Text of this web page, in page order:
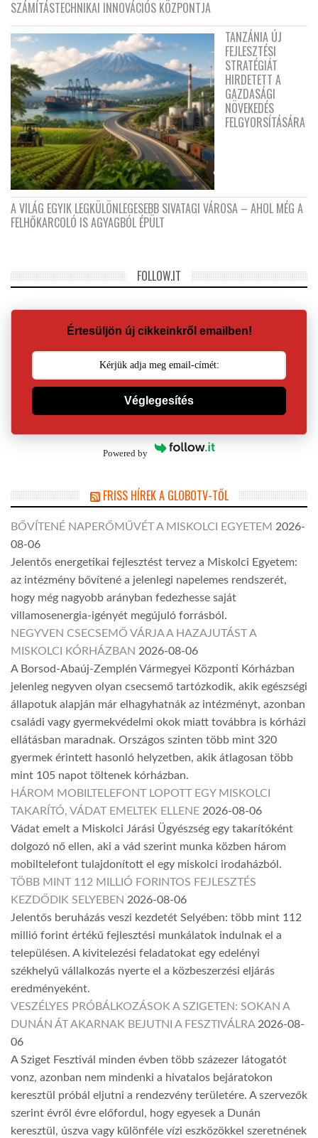
SZÁMÍTÁSTECHNIKAI INNOVÁCIÓS KÖZPONTJA
TANZÁNIA ÚJ
FEJLESZTÉSI
STRATÉGIÁT
HIRDETETT A
GAZDASÁGI
NÖVEKEDÉS
FELGYORSÍTÁSÁRA
A VILÁG EGYIK LEGKÜLÖNLEGESEBB SIVATAGI VÁROSA – AHOL MÉG A
FELHŐKARCOLÓ IS AGYAGBÓL ÉPÜLT
FOLLOW.IT
Értesüljön új cikkeinkről emailben!
Véglegesítés
Powered by
FRISS HÍREK A GLOBOTV-TŐL
BŐVÍTENÉ NAPERŐMŰVÉT A MISKOLCI EGYETEM 2026-
08-06
Jelentős energetikai fejlesztést tervez a Miskolci Egyetem:
az intézmény bővítené a jelenlegi napelemes rendszerét,
hogy még nagyobb arányban fedezhesse saját
villamosenergia-igényét megújuló forrásból.
NEGYVEN CSECSEMŐ VÁRJA A HAZAJUTÁST A
MISKOLCI KÓRHÁZBAN 2026-08-06
A Borsod-Abaúj-Zemplén Vármegyei Központi Kórházban
jelenleg negyven olyan csecsemő tartózkodik, akik egészségi
állapotuk alapján már elhagyhatnák az intézményt, azonban
családi vagy gyermekvédelmi okok miatt továbbra is kórházi
ellátásban maradnak. Országos szinten több mint 320
gyermek érintett hasonló helyzetben, akik átlagosan több
mint 105 napot töltenek kórházban.
HÁROM MOBILTELEFONT LOPOTT EGY MISKOLCI
TAKARÍTÓ, VÁDAT EMELTEK ELLENE 2026-08-06
Vádat emelt a Miskolci Járási Ügyészség egy takarítóként
dolgozó nő ellen, aki a vád szerint munka közben három
mobiltelefont tulajdonított el egy miskolci irodaházból.
TÖBB MINT 112 MILLIÓ FORINTOS FEJLESZTÉS
KEZDŐDIK SELYEBEN 2026-08-06
Jelentős beruházás veszi kezdetét Selyében: több mint 112
millió forint értékű fejlesztési munkálatok indulnak el a
településen. A kivitelezési feladatokat egy edelényi
székhelyű vállalkozás nyerte el a közbeszerzési eljárás
eredményeként.
VESZÉLYES PRÓBÁLKOZÁSOK A SZIGETEN: SOKAN A
DUNÁN ÁT AKARNAK BEJUTNI A FESZTIVÁLRA 2026-08-
06
A Sziget Fesztivál minden évben több százezer látogatót
vonz, azonban nem mindenki a hivatalos bejáratokon
keresztül próbál eljutni a rendezvény területére. A szervezők
szerint évről évre előfordul, hogy egyesek a Dunán
keresztül, úszva vagy különféle vízi eszközökkel szeretnének